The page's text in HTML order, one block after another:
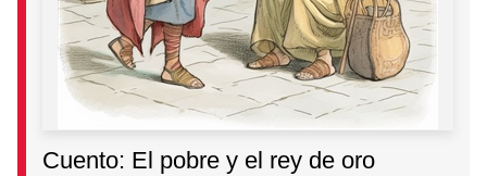
Cuento: El pobre y el rey de oro